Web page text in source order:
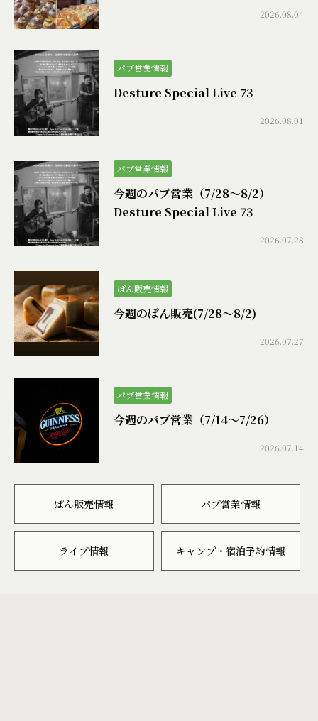
2026.08.04
パブ営業情報
Desture Special Live 73
2026.08.01
パブ営業情報
今週のパブ営業（7/28〜8/2）
Desture Special Live 73
2026.07.28
ぱん販売情報
今週のぱん販売(7/28〜8/2)
2026.07.27
パブ営業情報
今週のパブ営業（7/14〜7/26）
2026.07.14
ぱん販売情報 パブ営業情報
ライブ情報 キャンプ・宿泊予約情報